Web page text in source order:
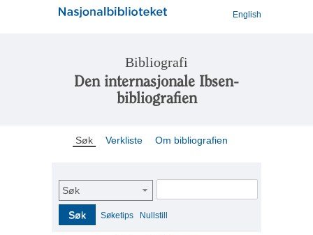
English
Bibliografi
Den internasjonale Ibsen-
bibliografien
Søk Verkliste Om bibliografien
Søk
Søk Søketips Nullstill